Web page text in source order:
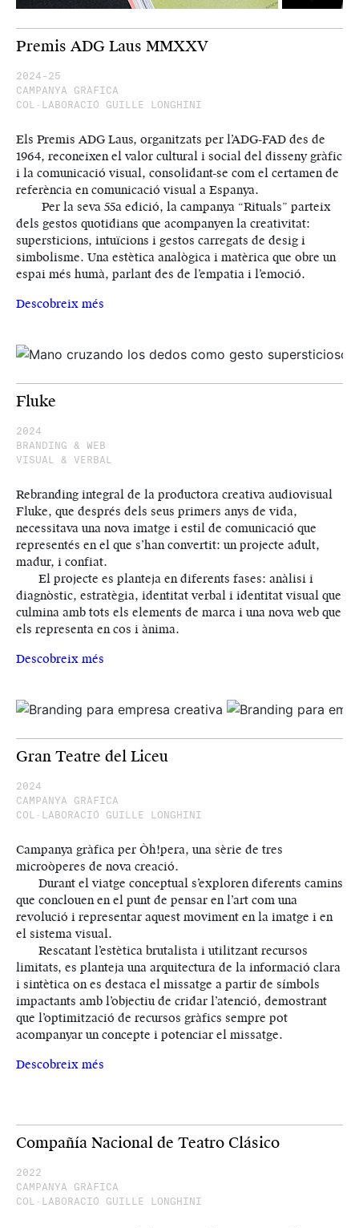
Premis ADG Laus MMXXV
2024-25
CAMPANYA GRÀFICA
COL·LABORACIÓ GUILLE LONGHINI
Els Premis ADG Laus, organitzats per l’ADG-FAD des de
1964, reconeixen el valor cultural i social del disseny gràfic
i la comunicació visual, consolidant-se com el certamen de
referència en comunicació visual a Espanya.
Per la seva 55a edició, la campanya “Rituals” parteix
dels gestos quotidians que acompanyen la creativitat:
supersticions, intuïcions i gestos carregats de desig i
simbolisme. Una estètica analògica i matèrica que obre un
espai més humà, parlant des de l’empatia i l’emoció.
Descobreix més
Fluke
2024
BRANDING & WEB
VISUAL & VERBAL
Rebranding integral de la productora creativa audiovisual
Fluke, que després dels seus primers anys de vida,
necessitava una nova imatge i estil de comunicació que
representés en el que s’han convertit: un projecte adult,
madur, i confiat.
El projecte es planteja en diferents fases: anàlisi i
diagnòstic, estratègia, identitat verbal i identitat visual que
culmina amb tots els elements de marca i una nova web que
els representa en cos i ànima.
Descobreix més
Gran Teatre del Liceu
2024
CAMPANYA GRÀFICA
COL·LABORACIÓ GUILLE LONGHINI
Campanya gràfica per Òh!pera, una sèrie de tres
microòperes de nova creació.
Durant el viatge conceptual s’exploren diferents camins
que conclouen en el punt de pensar en l’art com una
revolució i representar aquest moviment en la imatge i en
el sistema visual.
Rescatant l’estètica brutalista i utilitzant recursos
limitats, es planteja una arquitectura de la informació clara
i sintètica on es destaca el missatge a partir de símbols
impactants amb l’objectiu de cridar l’atenció, demostrant
que l’optimització de recursos gràfics sempre pot
acompanyar un concepte i potenciar el missatge.
Descobreix més
Compañía Nacional de Teatro Clásico
2022
CAMPANYA GRÀFICA
COL·LABORACIÓ GUILLE LONGHINI